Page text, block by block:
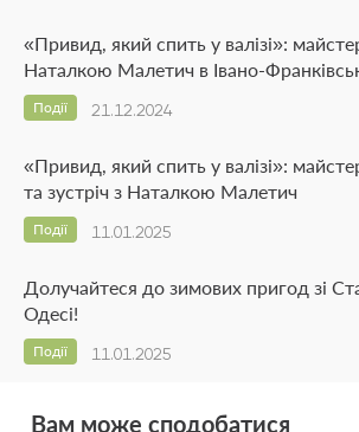
«Привид, який спить у валізі»:
Наталкою Малетич в Івано-
21.12.2024
Події
«Привид, який спить у валізі»:
та зустріч з Наталкою Малетич
11.01.2025
Події
Долучайтеся до зимових пригод зі
Одесі!
11.01.2025
Події
Вам може сподобатися